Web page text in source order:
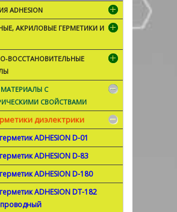
ADHESION
АКРИЛОВЫЕ ГЕРМЕТИКИ И
ВОССТАНОВИТЕЛЬНЫЕ
С
СВОЙСТВАМИ
диэлектрики
ADHESION D-01
ADHESION D-83
ADHESION D-180
ADHESION DT-182